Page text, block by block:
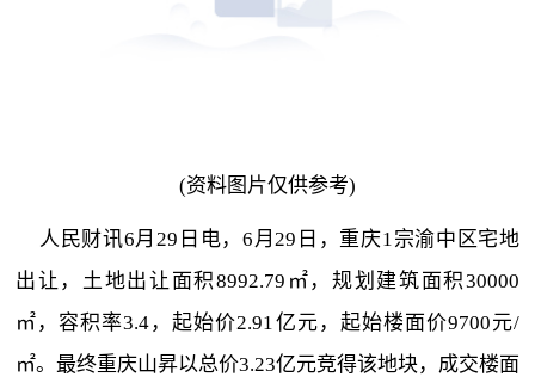
(资料图片仅供参考)
人民财讯6月29日电，6月29日，重庆1宗渝中区宅地
出让，土地出让面积8992.79㎡，规划建筑面积30000
㎡，容积率3.4，起始价2.91亿元，起始楼面价9700元/
㎡。最终重庆山昇以总价3.23亿元竞得该地块，成交楼面